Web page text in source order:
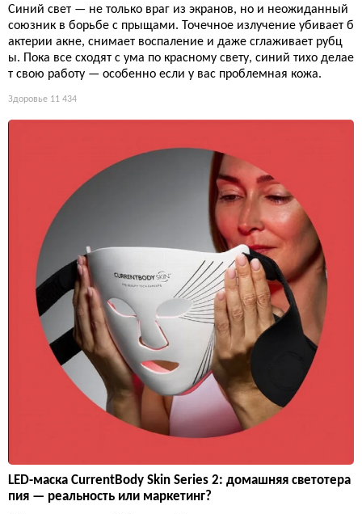
Синий свет — не только враг из экранов, но и неожиданный
союзник в борьбе с прыщами. Точечное излучение убивает б
актерии акне, снимает воспаление и даже сглаживает рубц
ы. Пока все сходят с ума по красному свету, синий тихо делае
т свою работу — особенно если у вас проблемная кожа.
Здоровье 11 434
LED-маска CurrentBody Skin Series 2: домашняя светотера
пия — реальность или маркетинг?